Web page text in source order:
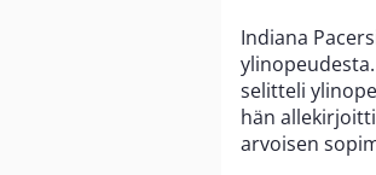
Indiana
selitteli
hän
arvoisen